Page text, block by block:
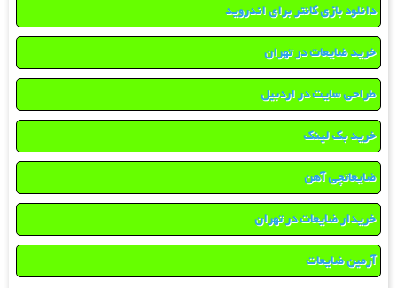
دانلود بازی کانتر برای اندروید
خرید ضایعات در تهران
طراحی سایت در اردبیل
خرید بک لینک
ضایعاتچی آهن
خریدار ضایعات در تهران
آرمین ضایعات